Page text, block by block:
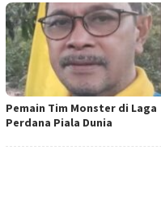
Pemain Tim Monster di Laga
Perdana Piala Dunia